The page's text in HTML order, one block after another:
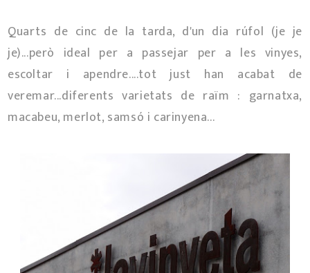
Quarts de cinc de la tarda, d'un dia rúfol (je je
je)...però ideal per a passejar per a les vinyes,
escoltar i apendre....tot just han acabat de
veremar...diferents varietats de raïm : garnatxa,
macabeu, merlot, samsó i carinyena...